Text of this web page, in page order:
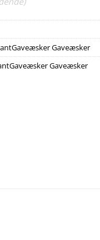
Gaveæsker
Gaveæsker